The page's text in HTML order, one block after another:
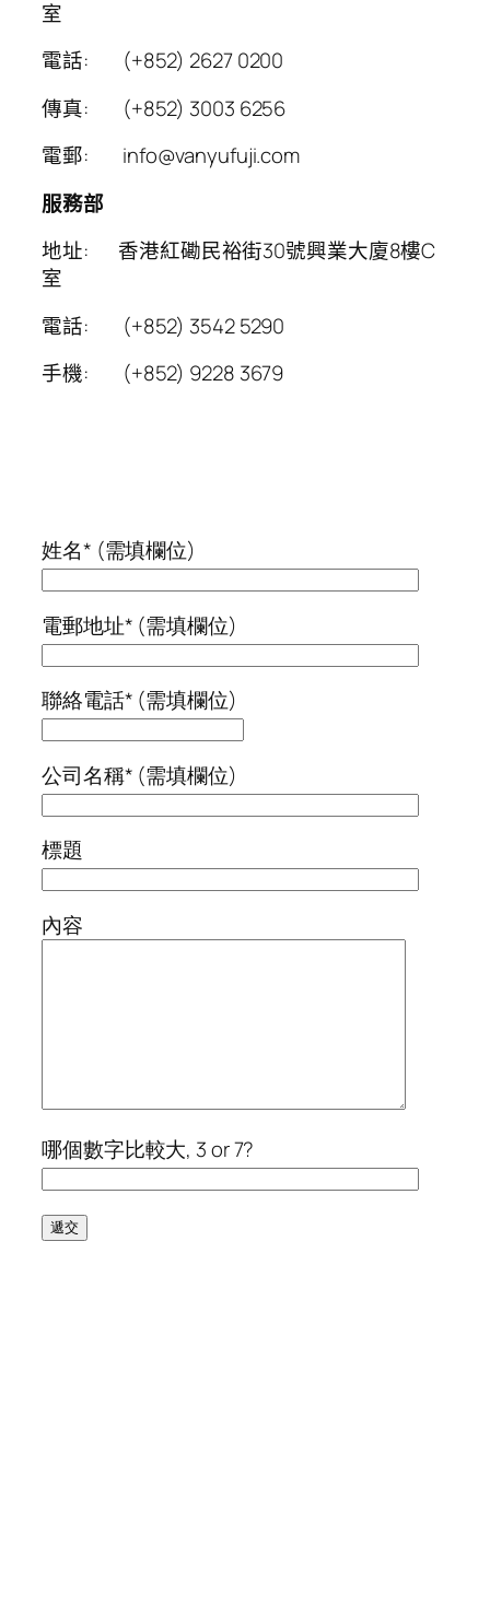
室
電話: (+852) 2627 0200
傳真: (+852) 3003 6256
電郵: info@vanyufuji.com
服務部
地址: 香港紅磡民裕街30號興業大廈8樓C
室
電話: (+852) 3542 5290
手機: (+852) 9228 3679
姓名* (需填欄位)
電郵地址* (需填欄位)
聯絡電話* (需填欄位)
公司名稱* (需填欄位)
標題
內容
哪個數字比較大, 3 or 7?